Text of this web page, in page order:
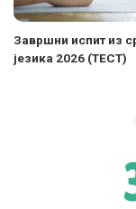
Завршни испит из
језика 2026 (ТЕСТ)